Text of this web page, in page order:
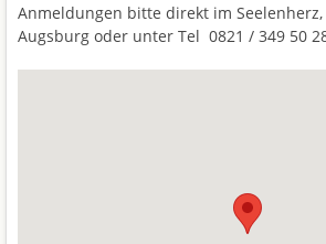
Anmeldungen bitte direkt im
Augsburg oder unter Tel 0821 / 349 50